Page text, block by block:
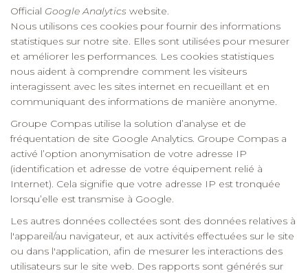
Official Google Analytics website.
Nous utilisons ces cookies pour fournir des informations
statistiques sur notre site. Elles sont utilisées pour mesurer
et améliorer les performances. Les cookies statistiques
nous aident à comprendre comment les visiteurs
interagissent avec les sites internet en recueillant et en
communiquant des informations de manière anonyme.
Groupe Compas utilise la solution d’analyse et de
fréquentation de site Google Analytics. Groupe Compas a
activé l’option anonymisation de votre adresse IP
(identification et adresse de votre équipement relié à
Internet). Cela signifie que votre adresse IP est tronquée
lorsqu’elle est transmise à Google.
Les autres données collectées sont des données relatives à
l'appareil/au navigateur, et aux activités effectuées sur le site
ou dans l'application, afin de mesurer les interactions des
utilisateurs sur le site web. Des rapports sont générés sur